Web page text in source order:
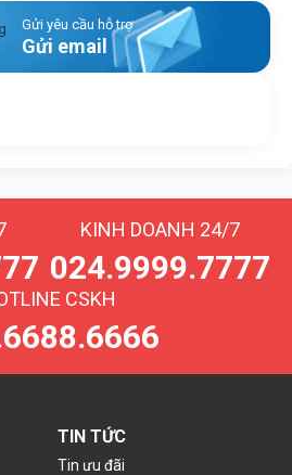
Gửi yêu cầu hỗ trợ
Gửi email
KINH DOANH 24/7
024.9999.7777
CSKH
TIN TỨC
Tin ưu đãi